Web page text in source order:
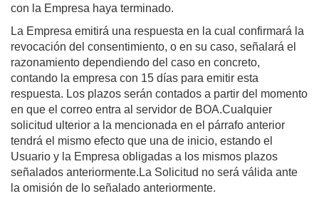
con la Empresa haya terminado.
La Empresa emitirá una respuesta en la cual confirmará la
revocación del consentimiento, o en su caso, señalará el
razonamiento dependiendo del caso en concreto,
contando la empresa con 15 días para emitir esta
respuesta. Los plazos serán contados a partir del momento
en que el correo entra al servidor de BOA.Cualquier
solicitud ulterior a la mencionada en el párrafo anterior
tendrá el mismo efecto que una de inicio, estando el
Usuario y la Empresa obligadas a los mismos plazos
señalados anteriormente.La Solicitud no será válida ante
la omisión de lo señalado anteriormente.